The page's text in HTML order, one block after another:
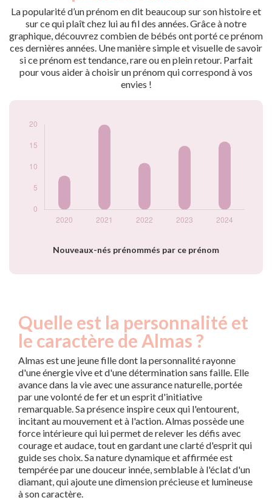
La popularité d’un prénom en dit beaucoup sur son histoire et
sur ce qui plaît chez lui au fil des années. Grâce à notre
graphique, découvrez combien de bébés ont porté ce prénom
ces dernières années. Une manière simple et visuelle de savoir
si ce prénom est tendance, rare ou en plein retour. Parfait
pour vous aider à choisir un prénom qui correspond à vos
envies !
Nouveaux-nés prénommés par ce prénom
Popularité du
2021
20
2022
11
2023
15
2024
16
Quelle est la personnalité et
le caractère de Almas ?
Almas est une jeune fille dont la personnalité rayonne
d'une énergie vive et d'une détermination sans faille. Elle
avance dans la vie avec une assurance naturelle, portée
par une volonté de fer et un esprit d'initiative
remarquable. Sa présence inspire ceux qui l'entourent,
incitant au mouvement et à l'action. Almas possède une
force intérieure qui lui permet de relever les défis avec
courage et audace, tout en gardant une clarté d'esprit qui
guide ses choix. Sa nature dynamique et affirmée est
tempérée par une douceur innée, semblable à l'éclat d'un
diamant, qui ajoute une dimension précieuse et lumineuse
à son caractère.